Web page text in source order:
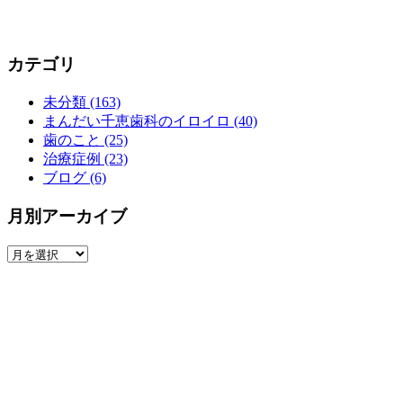
カテゴリ
未分類 (163)
まんだい千恵歯科のイロイロ (40)
歯のこと (25)
治療症例 (23)
ブログ (6)
月別アーカイブ